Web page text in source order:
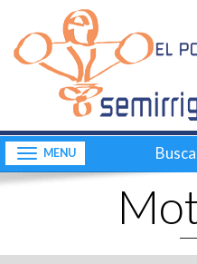
Inicio
CONTACTO
Quiénes somos
Consultas a bordo
Videos
Nuestras pruebas
Toggle navigation